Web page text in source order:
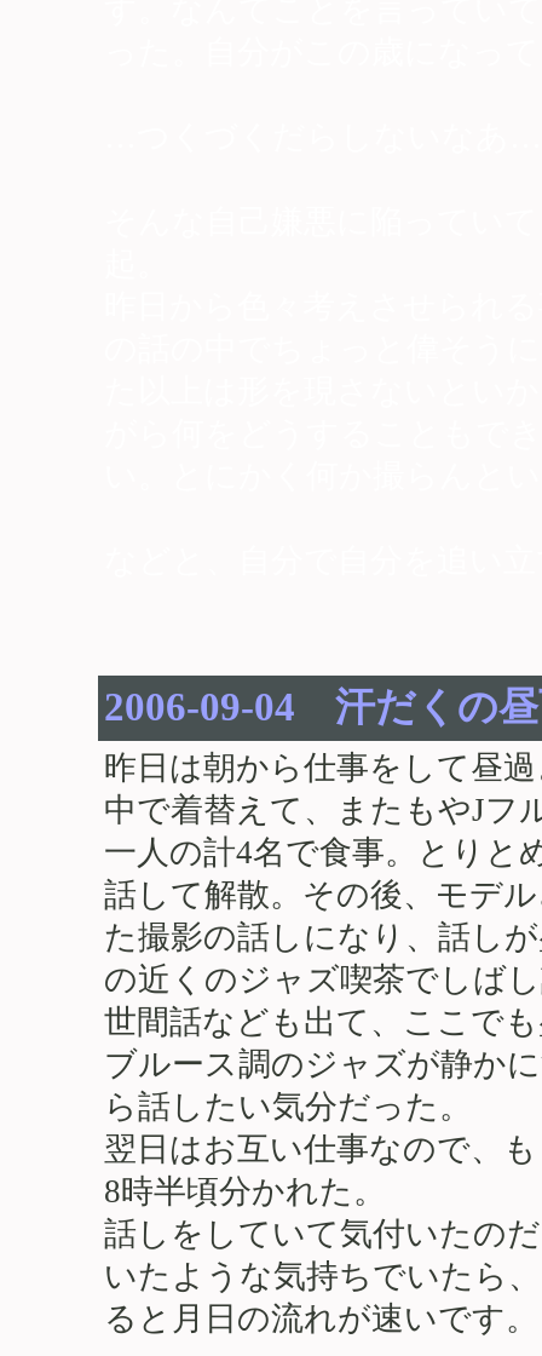
2006-09-04 汗だくの
昨日は朝から仕事をして昼
中で着替えて、またもやJフ
一人の計4名で食事。とりと
話して解散。その後、モデ
た撮影の話しになり、話し
の近くのジャズ喫茶でしば
世間話なども出て、ここで
ブルース調のジャズが静か
ら話したい気分だった。
翌日はお互い仕事なので、
8時半頃分かれた。
話しをしていて気付いたの
いたような気持ちでいたら
ると月日の流れが速いです。